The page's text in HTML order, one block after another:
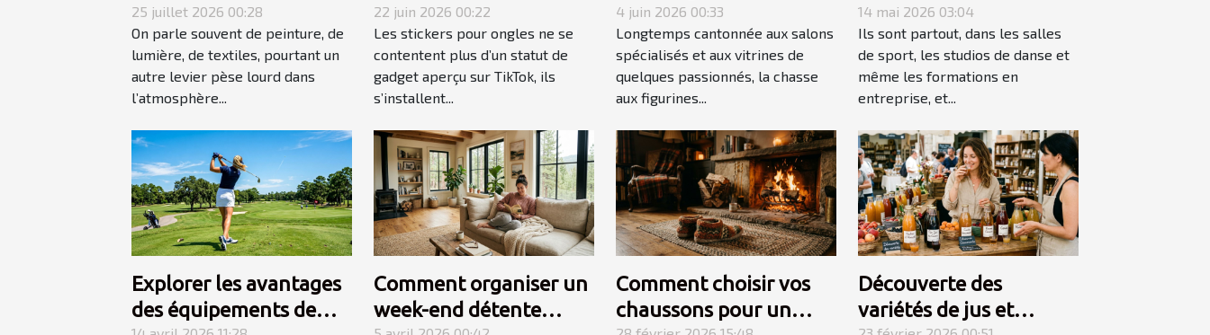
l’ambiance d’une
pièce ?
25 juillet 2026 00:28
On parle souvent de peinture, de
lumière, de textiles, pourtant un
autre levier pèse lourd dans
l’atmosphère...
l'explosion des stickers
ongles
22 juin 2026 00:22
Les stickers pour ongles ne se
contentent plus d’un statut de
gadget aperçu sur TikTok, ils
s’installent...
devient une quête
personnelle
4 juin 2026 00:33
Longtemps cantonnée aux salons
spécialisés et aux vitrines de
quelques passionnés, la chasse
aux figurines...
apprentissage accéléré
14 mai 2026 03:04
Ils sont partout, dans les salles
de sport, les studios de danse et
même les formations en
entreprise, et...
Explorer les avantages
des équipements de
Comment organiser un
week-end détente
Comment choisir vos
chaussons pour un
Découverte des
variétés de jus et